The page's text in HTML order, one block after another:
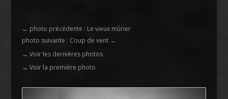
← photo précédente : Le vieux mûrier
photo suivante : Coup de vent→
→ Voir les dernières photos
→ Voir la première photo